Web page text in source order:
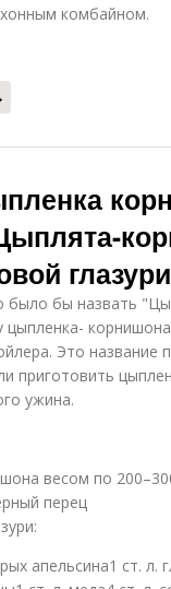
комбайном.
глазури
бы назвать
цыпленка-
Это название
приготовить
ужина.
весом по
перец
апельсина1 ст. л.